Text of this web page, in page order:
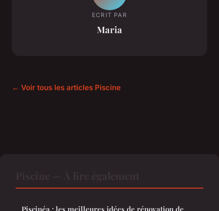
ECRIT PAR
Maria
← Voir tous les articles Piscine
Piscinéa : les meilleures idées de rénovation de